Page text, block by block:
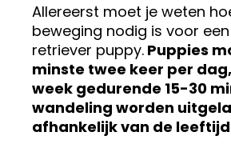
Allereerst moet je weten
beweging nodig is voor
retriever puppy. Puppies
minste twee keer per
week gedurende 15-30
wandeling worden
afhankelijk van de